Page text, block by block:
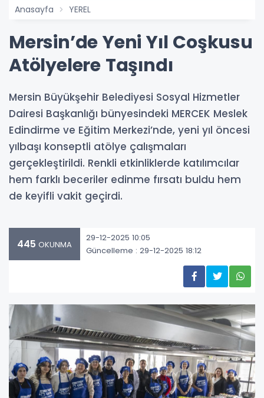
Anasayfa YEREL
Mersin’de Yeni Yıl Coşkusu
Atölyelere Taşındı
Mersin Büyükşehir Belediyesi Sosyal Hizmetler
Dairesi Başkanlığı bünyesindeki MERCEK Meslek
Edindirme ve Eğitim Merkezi’nde, yeni yıl öncesi
yılbaşı konseptli atölye çalışmaları
gerçekleştirildi. Renkli etkinliklerde katılımcılar
hem farklı beceriler edinme fırsatı buldu hem
de keyifli vakit geçirdi.
445 OKUNMA
29-12-2025 10:05
Güncelleme : 29-12-2025 18:12